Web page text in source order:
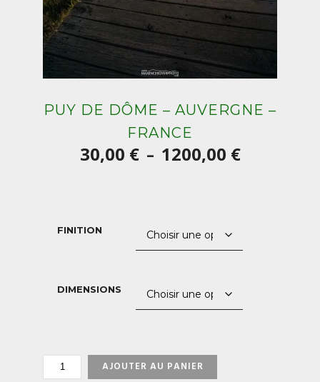
PUY DE DÔME – AUVERGNE –
FRANCE
30,00 € – 1200,00 €Plage
à
FINITION
DIMENSIONS
QUANTITÉ
AJOUTER AU PANIER